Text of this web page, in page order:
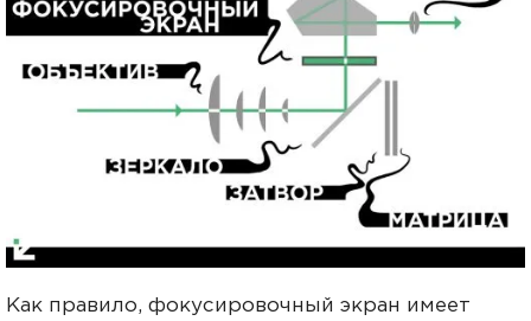
Как правило, фокусировочный экран имеет